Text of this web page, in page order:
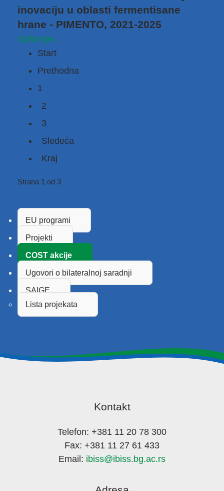
inovaciju u oblasti fermentisane
hrane - PIMENTO, 2021-2025
Opširnije...
Start
Prethodna
1
2
3
Sledeća
Kraj
Strana 1 od 3
EU programi
Projekti
COST akcije
Ugovori o bilateralnoj saradnji
SAIGE
Lista projekata
Kontakt
Telefon: +381 11 20 78 300
Fax: +381 11 27 61 433
Email: ibiss@ibiss.bg.ac.rs